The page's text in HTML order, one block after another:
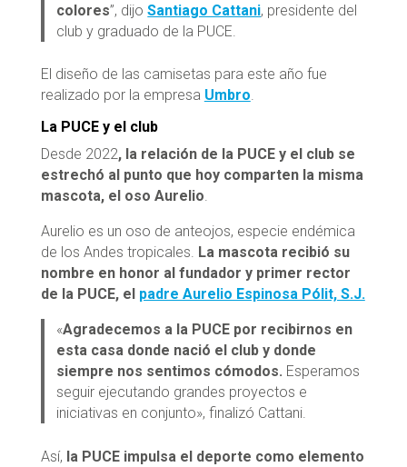
colores”, dijoSantiago Cattani, presidente del
club y graduado de la PUCE.
El diseño de las camisetas para este año fue
realizado por la empresa Umbro.
La PUCE y el club
Desde 2022, la relación de la PUCE y el club se
estrechó al punto que hoy comparten la misma
mascota, el oso Aurelio.
Aurelio es un oso de anteojos, especie endémica
de los Andes tropicales. La mascota recibió su
nombre en honor al fundador y primer rector
de la PUCE, el padre Aurelio Espinosa Pólit, S.J.
«Agradecemos a la PUCE por recibirnos en
esta casa donde nació el club y donde
siempre nos sentimos cómodos. Esperamos
seguir ejecutando grandes proyectos e
iniciativas en conjunto», finalizó Cattani.
Así, la PUCE impulsa el deporte como elemento